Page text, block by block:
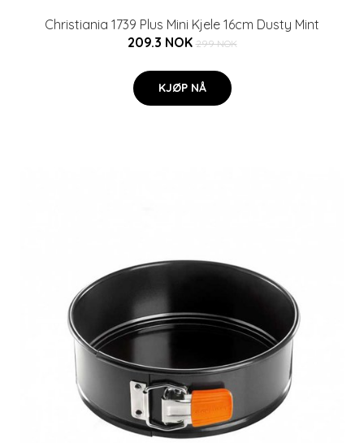
Christiania 1739 Plus Mini Kjele 16cm Dusty Mint
209.3 NOK 299 NOK
KJØP NÅ